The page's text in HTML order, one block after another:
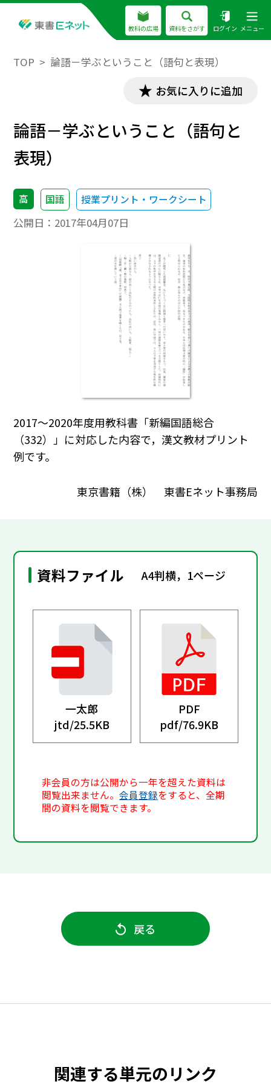
教科の広場 資料をさがす ログイン メニュー
TOP 論語－学ぶということ（語句と表現）
お気に入りに追加
論語－学ぶということ（語句と
表現）
高 国語 授業プリント・ワークシート
公開日： 2017年04月07日
2017～2020年度用教科書「新編国語総合
（332）」に対応した内容で，漢文教材プリント
例です。
東京書籍（株） 東書Eネット事務局
資料ファイル A4判横，1ページ
一太郎
jtd/25.5KB
PDF
pdf/76.9KB
非会員の方は公開から一年を超えた資料は
閲覧出来ません。会員登録をすると、全期
間の資料を閲覧できます。
戻る
関連する単元のリンク